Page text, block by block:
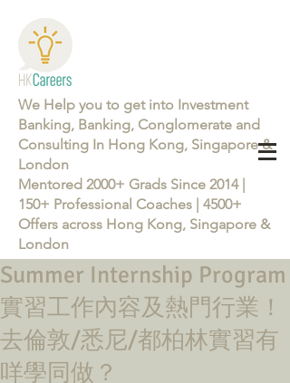
We Help you to get into Investment
Banking, Banking, Conglomerate and
Consulting In Hong Kong, Singapore &
London
Mentored 2000+ Grads Since 2014 |
150+ Professional Coaches | 4500+
Offers across Hong Kong, Singapore &
London
Learn more about the Career Training Program 26/27
Summer Internship Program
實習工作內容及熱門行業！
去倫敦/悉尼/都柏林實習有
咩學同做？